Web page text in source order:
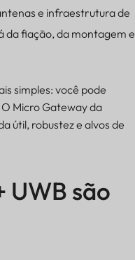
e infraestrutura de
da fiação, da montagem e
simples: você pode
Micro Gateway da
útil, robustez e alvos de
UWB são